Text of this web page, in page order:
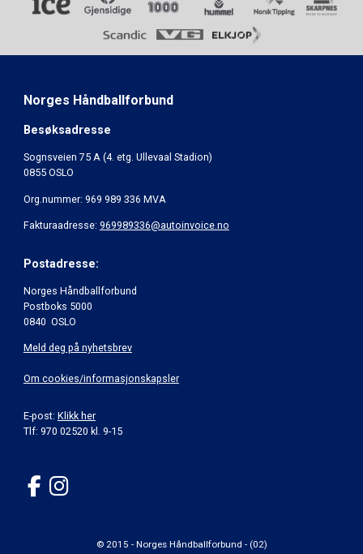
Norges Håndballforbund
Besøksadresse
Sognsveien 75 A (4. etg. Ullevaal Stadion)
0855 OSLO
Org.nummer: 969 989 336 MVA
Fakturaadresse: 969989336@autoinvoice.no
Postadresse:
Norges Håndballforbund
Postboks 5000
0840 OSLO
Meld deg på nyhetsbrev
Om cookies/informasjonskapsler
E-post: Klikk her
Tlf: 970 02520 kl. 9-15
© 2015 - Norges Håndballforbund - (02)